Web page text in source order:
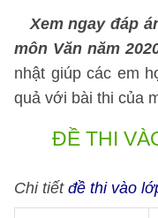
Xem ngay đáp
môn Văn năm
nhật giúp các em
quả với bài thi của
ĐỀ THI
Chi tiết đề thi vào